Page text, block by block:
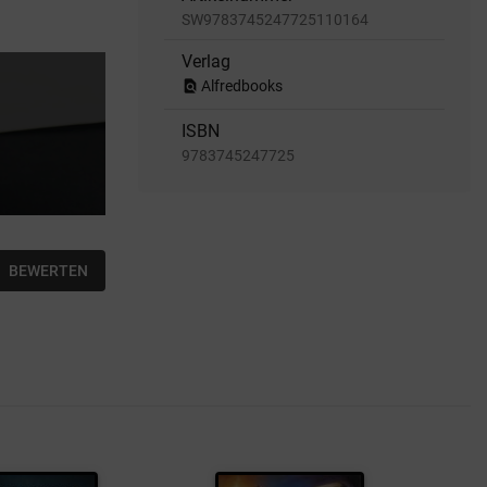
BEWERTEN
SW9783745247725110164
Verlag
find_in_page Alfredbooks
ISBN
9783745247725